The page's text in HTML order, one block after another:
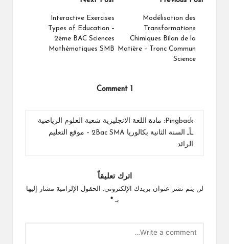
Modélisation des
Transformations
Chimiques Bilan de la
Matière – Tronc Commun
Science
Interactive Exercises
Types of Education –
2ème BAC Sciences
Mathématiques SMB
Pingback:
مادة اللغة الانجليزية شعبة العلوم الرياضية
ـأـ السنة الثانية بكالوريا 2Bac SMA – موقع التعليم
الرائد
اترك تعليقاً
لن يتم نشر عنوان بريدك الإلكتروني.
الحقول الإلزامية مشار إليها
بـ*